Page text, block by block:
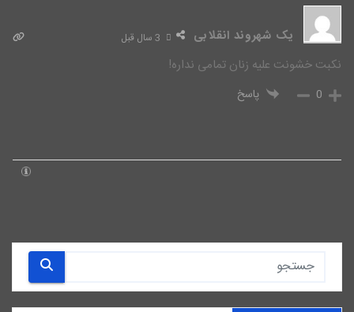
یک شهروند انقلابی
نکبت خشونت علیه زنان تمامی نداره!
0 پاسخ